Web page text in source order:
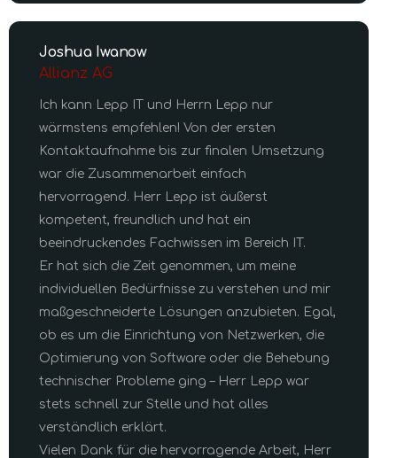
Joshua Iwanow
Allianz AG
Ich kann Lepp IT und Herrn Lepp nur
wärmstens empfehlen! Von der ersten
Kontaktaufnahme bis zur finalen Umsetzung
war die Zusammenarbeit einfach
hervorragend. Herr Lepp ist äußerst
kompetent, freundlich und hat ein
beeindruckendes Fachwissen im Bereich IT.
Er hat sich die Zeit genommen, um meine
individuellen Bedürfnisse zu verstehen und mir
maßgeschneiderte Lösungen anzubieten. Egal,
ob es um die Einrichtung von Netzwerken, die
Optimierung von Software oder die Behebung
technischer Probleme ging – Herr Lepp war
stets schnell zur Stelle und hat alles
verständlich erklärt.
Vielen Dank für die hervorragende Arbeit, Herr